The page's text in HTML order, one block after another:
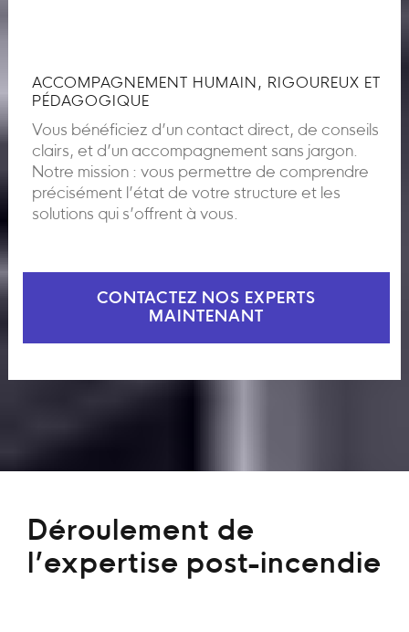
ACCOMPAGNEMENT HUMAIN, RIGOUREUX ET
PÉDAGOGIQUE
Vous bénéficiez d’un contact direct, de conseils
clairs, et d’un accompagnement sans jargon.
Notre mission : vous permettre de comprendre
précisément l’état de votre structure et les
solutions qui s’offrent à vous.
CONTACTEZ NOS EXPERTS
MAINTENANT
Déroulement de
l’expertise post-incendie